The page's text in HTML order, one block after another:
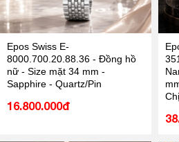
Epos Swiss E-
8000.700.20.88.36 - Đồng hồ
nữ - Size mặt 34 mm -
Sapphire - Quartz/Pin
16.800.000đ